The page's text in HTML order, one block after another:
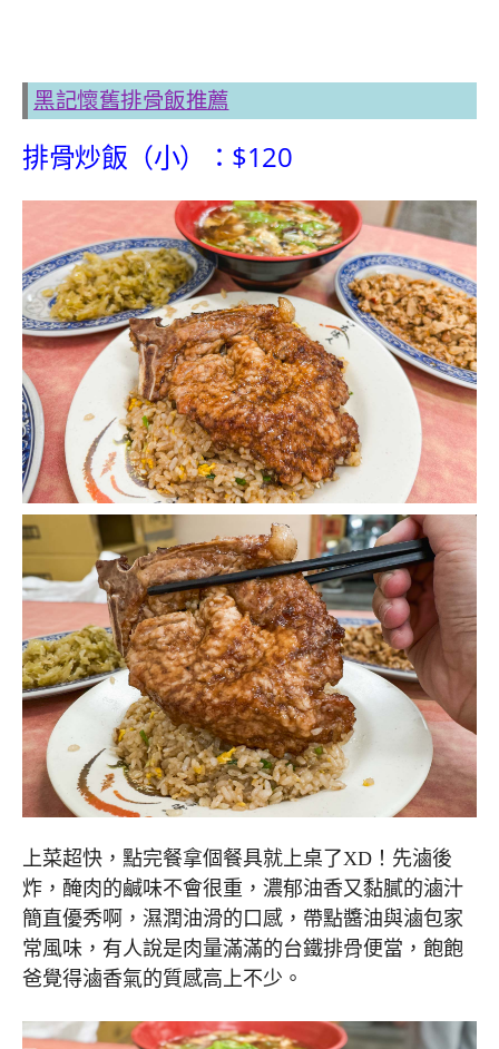
黑記懷舊排骨飯推薦
排骨炒飯（小）：$120
上菜超快，點完餐拿個餐具就上桌了XD！先滷後
炸，醃肉的鹹味不會很重，濃郁油香又黏膩的滷汁
簡直優秀啊，濕潤油滑的口感，帶點醬油與滷包家
常風味，有人說是肉量滿滿的台鐵排骨便當，飽飽
爸覺得滷香氣的質感高上不少。